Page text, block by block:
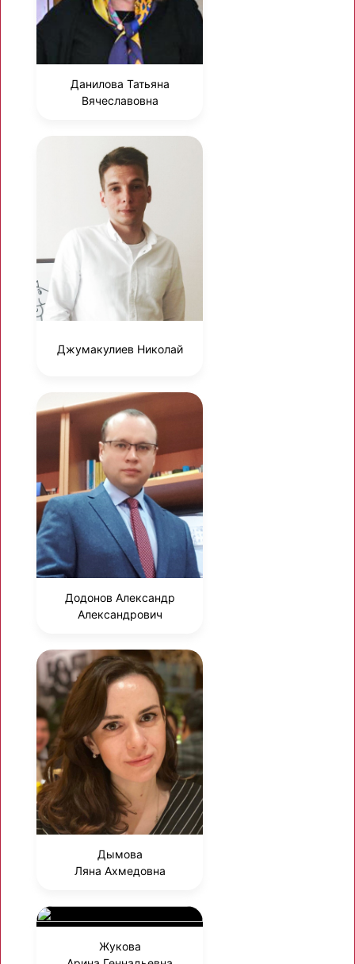
Данилова Татьяна
Вячеславовна
Джумакулиев Николай
Додонов Александр
Александрович
Дымова
Ляна Ахмедовна
Жукова